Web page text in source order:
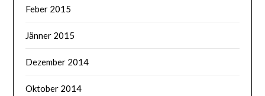
Feber 2015
Jänner 2015
Dezember 2014
Oktober 2014